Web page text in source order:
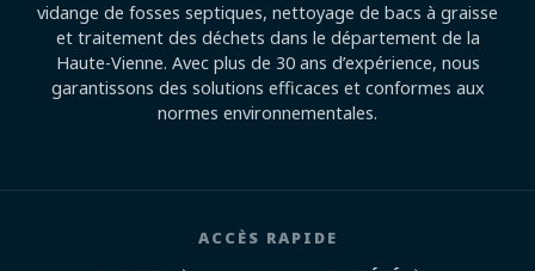
vidange de fosses septiques, nettoyage de bacs à graisse
et traitement des déchets dans le département de la
Haute-Vienne. Avec plus de 30 ans d’expérience, nous
garantissons des solutions efficaces et conformes aux
normes environnementales.
ACCÈS RAPIDE